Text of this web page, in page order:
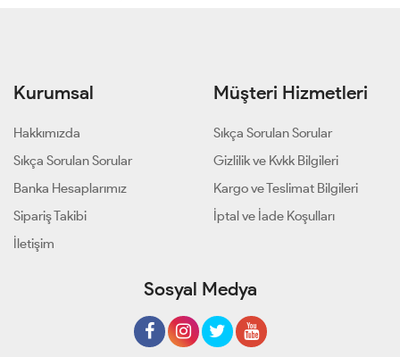
Kurumsal
Hakkımızda
Sıkça Sorulan Sorular
Banka Hesaplarımız
Sipariş Takibi
İletişim
Müşteri Hizmetleri
Sıkça Sorulan Sorular
Gizlilik ve Kvkk Bilgileri
Kargo ve Teslimat Bilgileri
İptal ve İade Koşulları
Sosyal Medya